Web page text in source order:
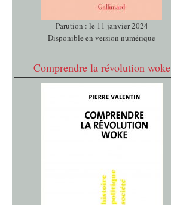
Parution : le 11 janvier 2024
Disponible en version numérique
Comprendre la révolution woke